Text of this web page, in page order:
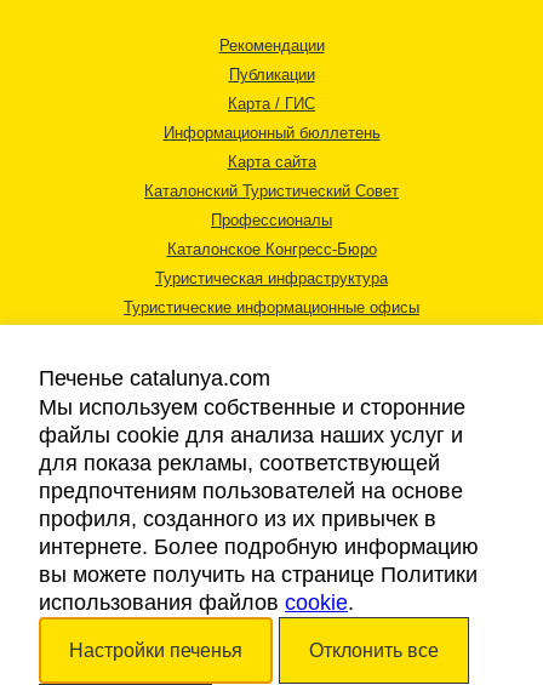
Рекомендации
Публикации
Карта / ГИС
Информационный бюллетень
Карта сайта
Каталонский Туристический Совет
Профессионалы
Каталонское Конгресс-Бюро
Туристическая инфраструктура
Туристические информационные офисы
Правовая информация
Cookies
Доступность
Авторские права © 2026. Каталонский Туристический Совет. Все права
Печенье catalunya.com
Мы используем собственные и сторонние
файлы cookie для анализа наших услуг и
для показа рекламы, соответствующей
предпочтениям пользователей на основе
профиля, созданного из их привычек в
интернете. Более подробную информацию
вы можете получить на странице Политики
использования файлов cookie.
Настройки печенья Отклонить все